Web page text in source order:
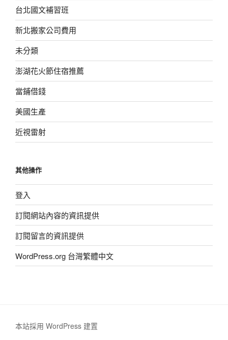
台北國文補習班
新北搬家公司費用
未分類
澎湖花火節住宿推薦
當鋪借錢
美國生產
近視雷射
其他操作
登入
訂閱網站內容的資訊提供
訂閱留言的資訊提供
WordPress.org 台灣繁體中文
本站採用 WordPress 建置